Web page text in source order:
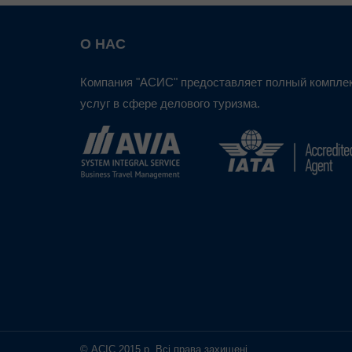
О НАС
Компания "АСИС" предоставляет полный
услуг в сфере делового туризма.
© АСІС 2015 р. Всі права захищені